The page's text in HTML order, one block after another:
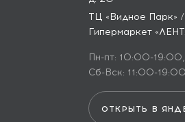
ТЦ «Видное Парк» /
Гипермаркет
Пн-пт: 10:00-19:00,
Сб-Вск: 11:00-19:00
ОТКРЫТЬ В